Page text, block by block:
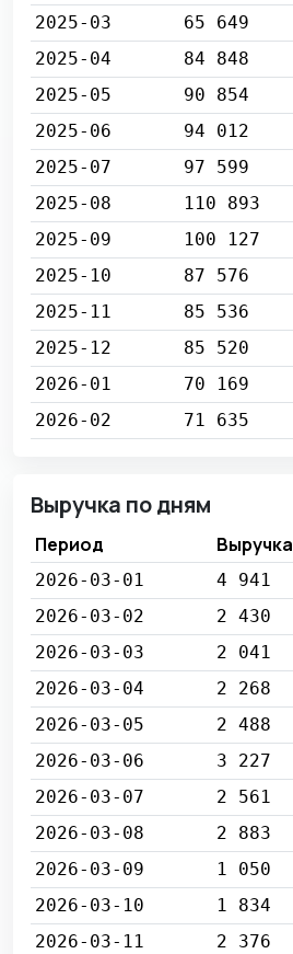
2025-03
65 649
2025-04
84 848
2025-05
90 854
2025-06
94 012
2025-07
97 599
2025-08
110 893
2025-09
100 127
2025-10
87 576
2025-11
85 536
2025-12
85 520
2026-01
70 169
2026-02
71 635
Выручка по дням
Период Выручка
2026-03-01 4 941
2026-03-02
2 430
2026-03-03
2 041
2026-03-04
2 268
2026-03-05
2 488
2026-03-06
3 227
2026-03-07
2 561
2026-03-08
2 883
2026-03-09
1 050
2026-03-10
1 834
2026-03-11
2 376